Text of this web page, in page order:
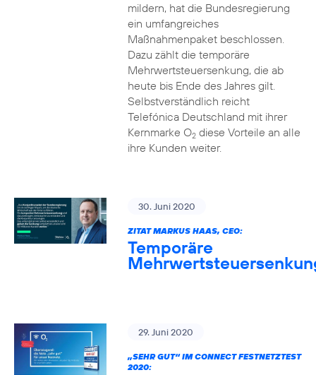
mildern, hat die Bundesregierung
ein umfangreiches
Maßnahmenpaket beschlossen.
Dazu zählt die temporäre
Mehrwertsteuersenkung, die ab
heute bis Ende des Jahres gilt.
Selbstverständlich reicht
Telefónica Deutschland mit ihrer
Kernmarke O2diese Vorteile an alle
ihre Kunden weiter.
30. Juni 2020
ZITAT MARKUS HAAS, CEO:
Temporäre
29. Juni 2020
„SEHR GUT“ IM CONNECT FESTNETZTEST
2020: